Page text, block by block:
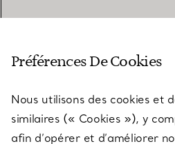
SERVICES
Préférences De Cookies
Nous utilisons des cookies et
similaires (« Cookies »), y
afin d’opérer et d’améliorer